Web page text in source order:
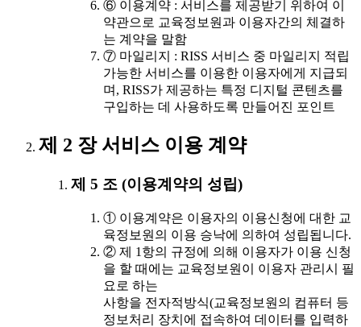
⑥ 이용계약 : 서비스를 제공받기 위하여 이
약관으로 교육정보원과 이용자간의 체결하
는 계약을 말함
⑦ 마일리지 : RISS 서비스 중 마일리지 적립
가능한 서비스를 이용한 이용자에게 지급되
며, RISS가 제공하는 특정 디지털 콘텐츠를
구입하는 데 사용하도록 만들어진 포인트
제 2 장 서비스 이용 계약
제 5 조 (이용계약의 성립)
① 이용계약은 이용자의 이용신청에 대한 교
육정보원의 이용 승낙에 의하여 성립됩니다.
② 제 1항의 규정에 의해 이용자가 이용 신청
을 할 때에는 교육정보원이 이용자 관리시 필
요로 하는
사항을 전자적방식(교육정보원의 컴퓨터 등
정보처리 장치에 접속하여 데이터를 입력하